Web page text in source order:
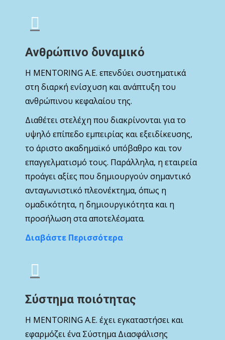
Ανθρώπινο δυναμικό
Η MENTORING Α.Ε. επενδύει συστηματικά
στη διαρκή ενίσχυση και ανάπτυξη του
ανθρώπινου κεφαλαίου της.
Διαθέτει στελέχη που διακρίνονται για το
υψηλό επίπεδο εμπειρίας και εξειδίκευσης,
το άριστο ακαδημαϊκό υπόβαθρο και τον
επαγγελματισμό τους. Παράλληλα, η εταιρεία
προάγει αξίες που δημιουργούν σημαντικό
ανταγωνιστικό πλεονέκτημα, όπως η
ομαδικότητα, η δημιουργικότητα και η
προσήλωση στα αποτελέσματα.
Διαβάστε Περισσότερα
Σύστημα ποιότητας
Η MENTORING Α.Ε. έχει εγκαταστήσει και
εφαρμόζει ένα Σύστημα Διασφάλισης